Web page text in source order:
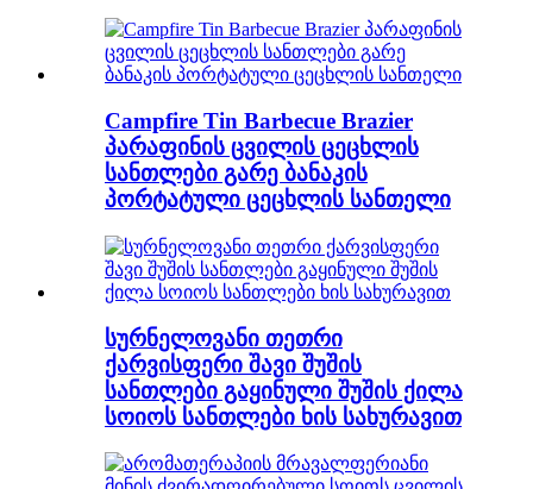
Campfire Tin Barbecue Brazier
პარაფინის ცვილის ცეცხლის
სანთლები გარე ბანაკის
პორტატული ცეცხლის სანთელი
სურნელოვანი თეთრი
ქარვისფერი შავი შუშის
სანთლები გაყინული შუშის ქილა
სოიოს სანთლები ხის სახურავით